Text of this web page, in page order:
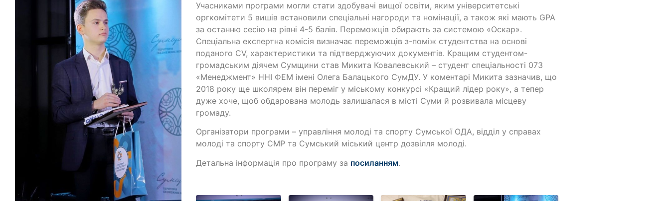
Учасниками програми могли стати здобувачі вищої освіти, яким університетські
оргкомітети 5 вишів встановили спеціальні нагороди та номінації, а також які мають GPA
за останню сесію на рівні 4-5 балів. Переможців обирають за системою «Оскар».
Cпеціальна експертна комісія визначає переможців з-поміж студентства на основі
поданого CV, характеристики та підтверджуючих документів. Кращим студентом-
громадським діячем Сумщини став Микита Ковалевський – студент спеціальності 073
«Менеджмент» ННІ ФЕМ імені Олега Балацького СумДУ. У коментарі Микита зазначив, що
2018 року ще школярем він переміг у міському конкурсі «Кращий лідер року», а тепер
дуже хоче, щоб обдарована молодь залишалася в місті Суми й розвивала місцеву
громаду.
Організатори програми – управління молоді та спорту Сумської ОДА, відділ у справах
молоді та спорту СМР та Сумський міський центр дозвілля молоді.
Детальна інформація про програму за посиланням.